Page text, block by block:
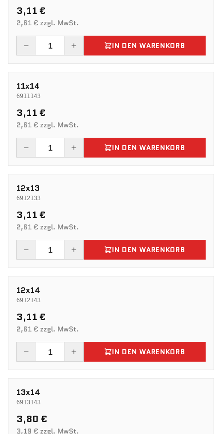
3,11 €
2,61 € zzgl. MwSt.
IN DEN WARENKORB
11x14
6911143
3,11 €
2,61 € zzgl. MwSt.
IN DEN WARENKORB
12x13
6912133
3,11 €
2,61 € zzgl. MwSt.
IN DEN WARENKORB
12x14
6912143
3,11 €
2,61 € zzgl. MwSt.
IN DEN WARENKORB
13x14
6913143
3,80 €
3,19 € zzgl. MwSt.